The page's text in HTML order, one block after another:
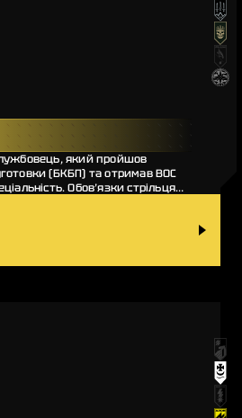
який пройшов
(БКБП) та отримав ВОС
Обов’язки стрільця